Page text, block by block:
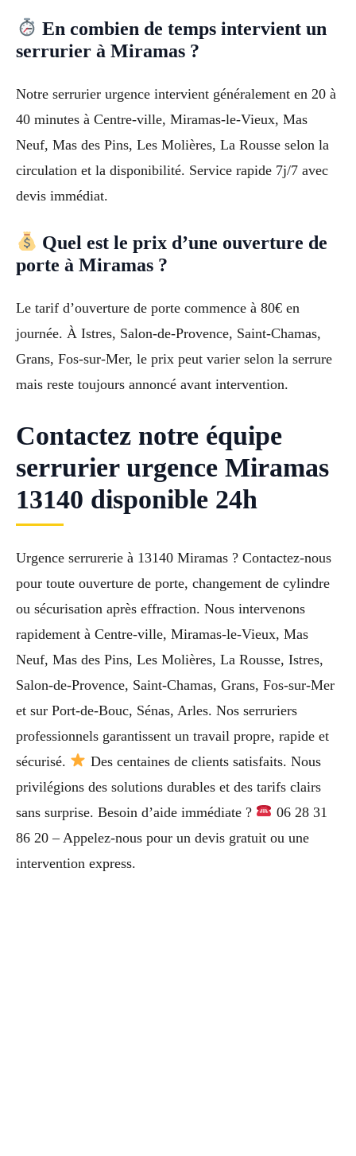
En combien de temps intervient un
serrurier à Miramas ?
Notre serrurier urgence intervient généralement en 20 à
40 minutes à Centre-ville, Miramas-le-Vieux, Mas
Neuf, Mas des Pins, Les Molières, La Rousse selon la
circulation et la disponibilité. Service rapide 7j/7 avec
devis immédiat.
Quel est le prix d’une ouverture de
porte à Miramas ?
Le tarif d’ouverture de porte commence à 80€ en
journée. À Istres, Salon-de-Provence, Saint-Chamas,
Grans, Fos-sur-Mer, le prix peut varier selon la serrure
mais reste toujours annoncé avant intervention.
Contactez notre équipe
serrurier urgence Miramas
13140 disponible 24h
Urgence serrurerie à 13140 Miramas ? Contactez-nous
pour toute ouverture de porte, changement de cylindre
ou sécurisation après effraction. Nous intervenons
rapidement à Centre-ville, Miramas-le-Vieux, Mas
Neuf, Mas des Pins, Les Molières, La Rousse, Istres,
Salon-de-Provence, Saint-Chamas, Grans, Fos-sur-Mer
et sur Port-de-Bouc, Sénas, Arles. Nos serruriers
professionnels garantissent un travail propre, rapide et
sécurisé.
Des centaines de clients satisfaits. Nous
privilégions des solutions durables et des tarifs clairs
sans surprise. Besoin d’aide immédiate ?
06 28 31
86 20 – Appelez-nous pour un devis gratuit ou une
intervention express.